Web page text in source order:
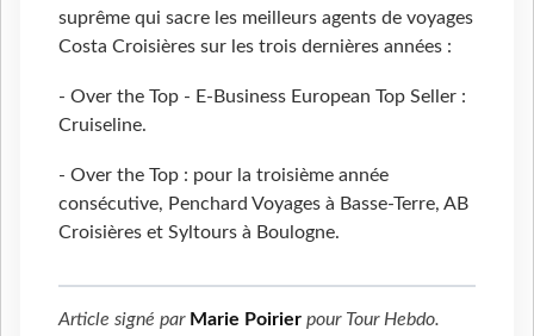
suprême qui sacre les meilleurs agents de voyages
Costa Croisières sur les trois dernières années :
- Over the Top - E-Business European Top Seller :
Cruiseline.
- Over the Top : pour la troisième année
consécutive, Penchard Voyages à Basse-Terre, AB
Croisières et Syltours à Boulogne.
Article signé par Marie Poirier pour Tour Hebdo.